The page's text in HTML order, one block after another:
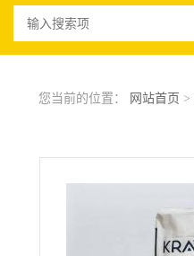
您当前的位置： 网站首页 >